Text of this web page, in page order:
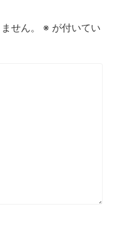
せん。 ※ が付いてい